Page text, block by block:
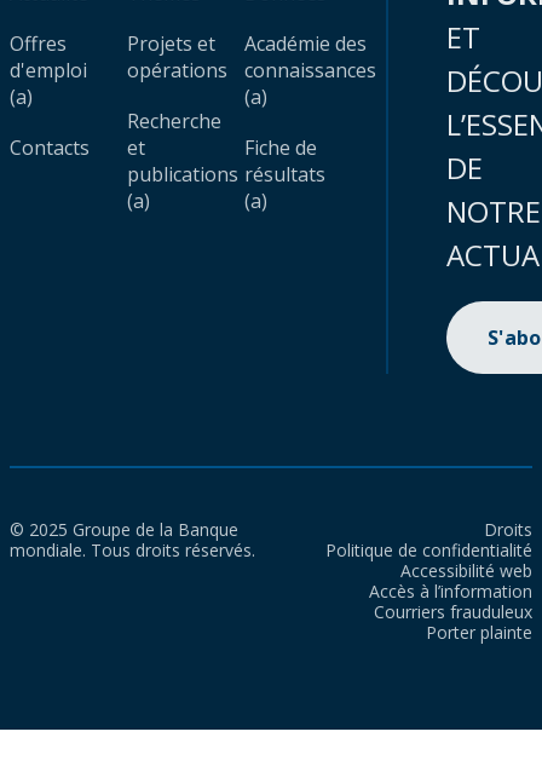
Offres
d'emploi
(a)
Contacts
Projets et
opérations
Recherche
et
publications
(a)
Académie des
connaissances
(a)
Fiche de
résultats
(a)
ET
DE
NOTRE
© 2025 Groupe de la Banque
mondiale. Tous droits réservés.
Droits
Politique de confidentialité
Accessibilité web
Accès à l’information
Courriers frauduleux
Porter plainte